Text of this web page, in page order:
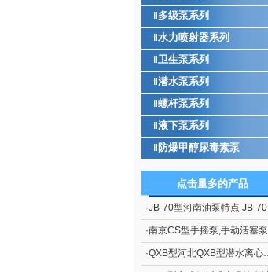
多级泵系列
水力喷射器系列
卫生泵系列
潜水泵系列
螺杆泵系列
液下泵系列
防爆甲醇尿毒素泵
点击量多的产品
·JB-70型河南油泵特点 JB-70型电动、手摇二用计量加油泵
·南京CS型手摇泵,手动活塞泵
·QXB型河北QXB型潜水离心式曝气机